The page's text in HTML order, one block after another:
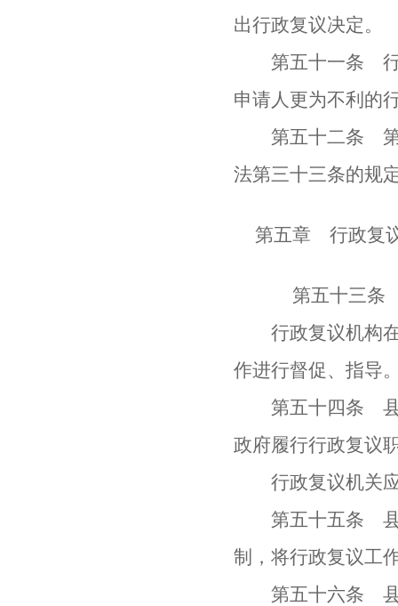
出行政复议决定。
第五十一条 行政
申请人更为不利的
第五十二条 第三
法第三十三条的规
第五章 行政复
第五十三条
行政复议机构在
作进行督促、指导
第五十四条 县级
政府履行行政复议
行政复议机关应
第五十五条 县级
制，将行政复议工
第五十六条 县级